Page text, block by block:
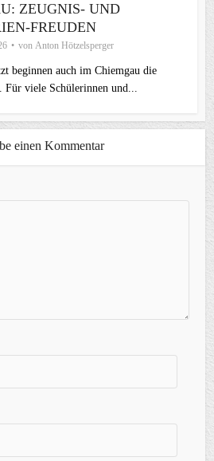
ZEUGNIS- UND
FREUDEN
von Anton Hötzelsperger
beginnen auch im Chiemgau die
Für viele Schülerinnen und...
einen Kommentar